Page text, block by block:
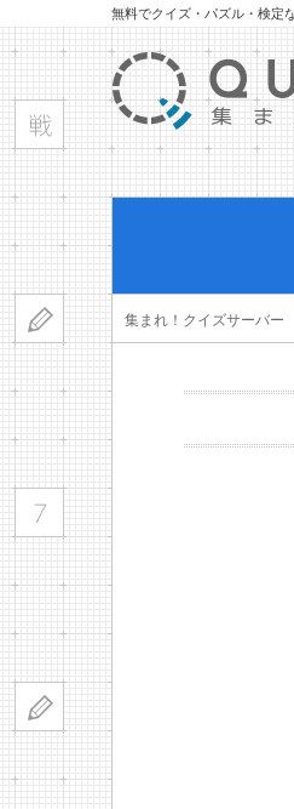
無料でクイズ・パズル・検定
集まれ！クイズサーバ